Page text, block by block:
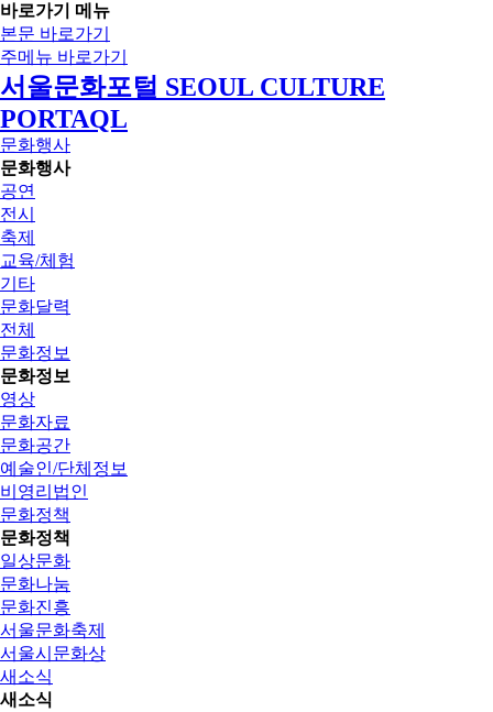
바로가기 메뉴
본문 바로가기
주메뉴 바로가기
서울문화포털 SEOUL CULTURE
PORTAQL
문화행사
문화행사
공연
전시
축제
교육/체험
기타
문화달력
전체
문화정보
문화정보
영상
문화자료
문화공간
예술인/단체정보
비영리법인
문화정책
문화정책
일상문화
문화나눔
문화진흥
서울문화축제
서울시문화상
새소식
새소식